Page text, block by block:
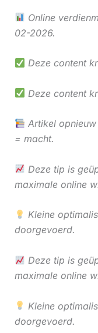
Online
02-2026.
Deze content
Deze content
Artikel
= macht.
Deze tip is
maximale online
Kleine
doorgevoerd.
Deze tip is
maximale online
Kleine
doorgevoerd.